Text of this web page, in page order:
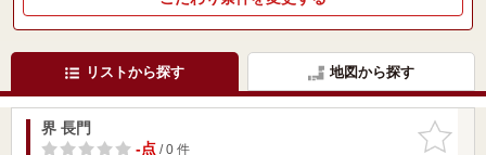
リストから探す 地図から探す
お気に入
りに追加
界 長門
-点/ 0 件